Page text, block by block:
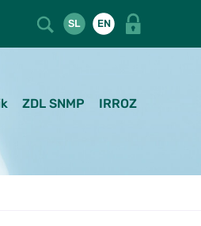
SL EN
ZDL SNMP IRROZ